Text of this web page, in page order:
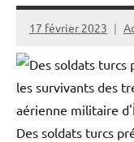
17 février 2023
Des soldats turcs